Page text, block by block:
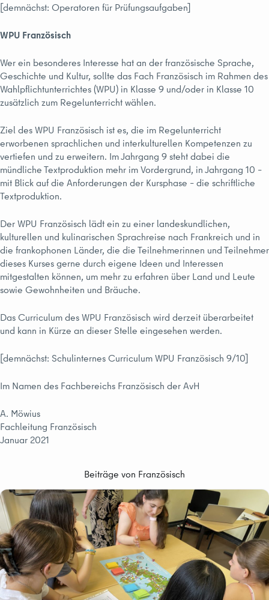
[demnächst: Operatoren für Prüfungsaufgaben]
WPU Französisch
Wer ein besonderes Interesse hat an der französische Sprache,
Geschichte und Kultur, sollte das Fach Französisch im Rahmen des
Wahlpflichtunterrichtes (WPU) in Klasse 9 und/oder in Klasse 10
zusätzlich zum Regelunterricht wählen.
Ziel des WPU Französisch ist es, die im Regelunterricht
erworbenen sprachlichen und interkulturellen Kompetenzen zu
vertiefen und zu erweitern. Im Jahrgang 9 steht dabei die
mündliche Textproduktion mehr im Vordergrund, in Jahrgang 10 –
mit Blick auf die Anforderungen der Kursphase – die schriftliche
Textproduktion.
Der WPU Französisch lädt ein zu einer landeskundlichen,
kulturellen und kulinarischen Sprachreise nach Frankreich und in
die frankophonen Länder, die die Teilnehmerinnen und Teilnehmer
dieses Kurses gerne durch eigene Ideen und Interessen
mitgestalten können, um mehr zu erfahren über Land und Leute
sowie Gewohnheiten und Bräuche.
Das Curriculum des WPU Französisch wird derzeit überarbeitet
und kann in Kürze an dieser Stelle eingesehen werden.
[demnächst: Schulinternes Curriculum WPU Französisch 9/10]
Im Namen des Fachbereichs Französisch der AvH
A. Möwius
Fachleitung Französisch
Januar 2021
Beiträge von Französisch